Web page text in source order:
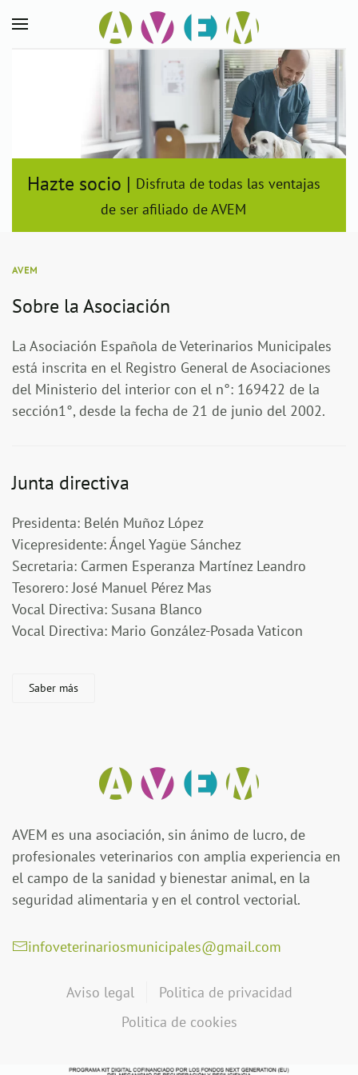
Skip to main content
Hazte socio | Disfruta de todas las ventajas
de ser afiliado de AVEM
AVEM
Sobre la Asociación
La Asociación Española de Veterinarios Municipales
está inscrita en el Registro General de Asociaciones
del Ministerio del interior con el n°: 169422 de la
sección1°, desde la fecha de 21 de junio del 2002.
Junta directiva
Presidenta: Belén Muñoz López
Vicepresidente: Ángel Yagüe Sánchez
Secretaria: Carmen Esperanza Martínez Leandro
Tesorero: José Manuel Pérez Mas
Vocal Directiva: Susana Blanco
Vocal Directiva: Mario González-Posada Vaticon
Saber más
AVEM es una asociación, sin ánimo de lucro, de
profesionales veterinarios con amplia experiencia en
el campo de la sanidad y bienestar animal, en la
seguridad alimentaria y en el control vectorial.
infoveterinariosmunicipales@gmail.com
Aviso legal
Politica de privacidad
Politica de cookies